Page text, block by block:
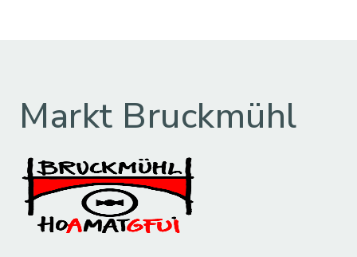
Markt Bruckmühl